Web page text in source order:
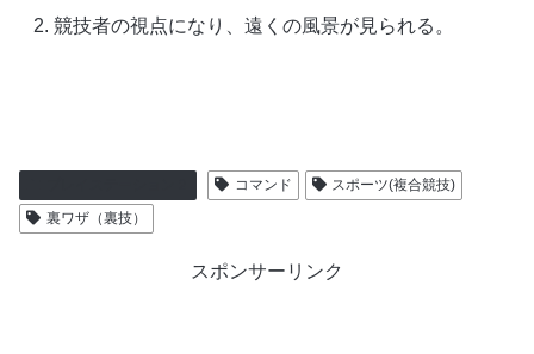
競技者の視点になり、遠くの風景が見られる。
コマンド
スポーツ(複合競技)
裏ワザ（裏技）
スポンサーリンク